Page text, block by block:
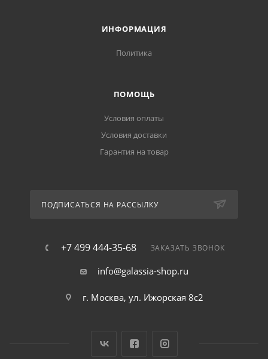
ИНФОРМАЦИЯ
Политика
ПОМОЩЬ
Условия оплаты
Условия доставки
Гарантия на товар
ПОДПИСАТЬСЯ НА РАССЫЛКУ
+7 499 444-35-68 ЗАКАЗАТЬ ЗВОНОК
info@galassia-shop.ru
г. Москва, ул. Ижорская 8с2